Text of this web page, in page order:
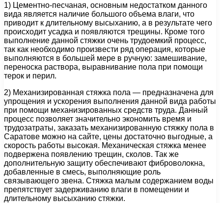
1) Цементно-песчаная, основным недостатком данного
вида является наличие большого объема влаги, что
приводит к длительному высыханию, а в результате чего
происходит усадка и появляются трещины. Кроме того
выполнение данной стяжки очень трудоемкий процесс,
так как необходимо произвести ряд операция, которые
выполняются в большей мере в ручную: замешивание,
переноска раствора, выравнивание пола при помощи
терок и перил.
2) Механизированная стяжка пола — предназначена для
упрощения и ускорения выполнения данной вида работы
при помощи механизированных средств труда. Данный
процесс позволяет значительно экономить время и
трудозатраты, заказать механизированную стяжку пола в
Саратове можно на сайте, цены достаточно выгодные, а
скорость работы высокая. Механическая стяжка менее
подвержена появлению трещин, сколов. Так же
дополнительную защиту обеспечивают фиброволокна,
добавленные в смесь, выполняющие роль
связывающего звена. Стяжка малым содержанием воды
препятствует задерживанию влаги в помещении и
длительному высыханию стяжки.